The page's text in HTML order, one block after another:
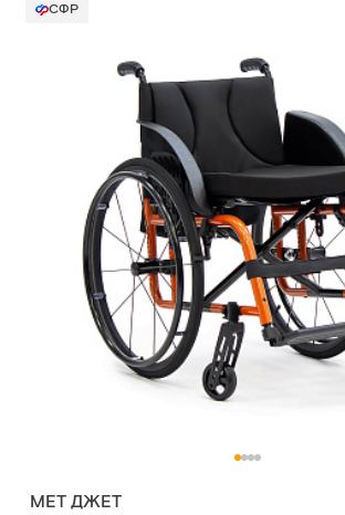
СФР
МЕТ ДЖЕТ